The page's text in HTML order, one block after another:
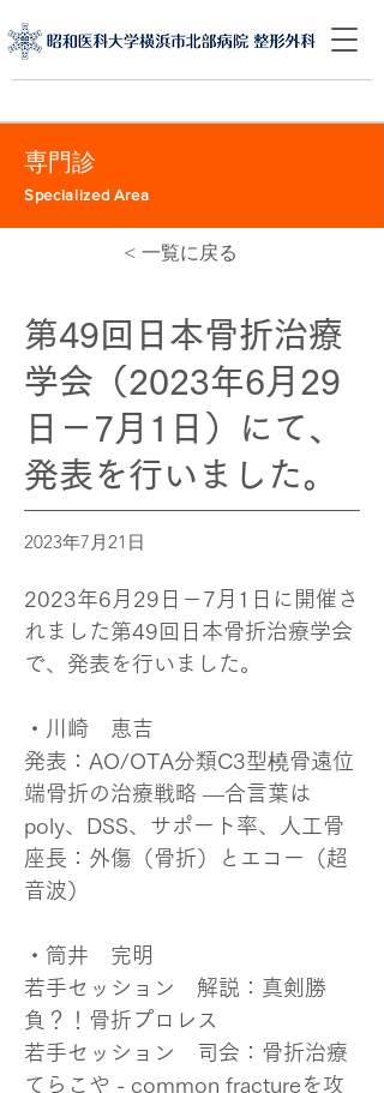
専門診
Specialized Area
< 一覧に戻る
第49回日本骨折治療
学会（2023年6月29
日－7月1日）にて、
発表を行いました。
2023年7月21日
2023年6月29日－7月1日に開催さ
れました第49回日本骨折治療学会
で、発表を行いました。
・川崎　恵吉
発表：AO/OTA分類C3型橈骨遠位
端骨折の治療戦略 ―合言葉は
poly、DSS、サポート率、人工骨
座長：外傷（骨折）とエコー（超
音波）
・筒井　完明
若手セッション　解説：真剣勝
負？！骨折プロレス
若手セッション　司会：骨折治療
てらこや - common fractureを攻